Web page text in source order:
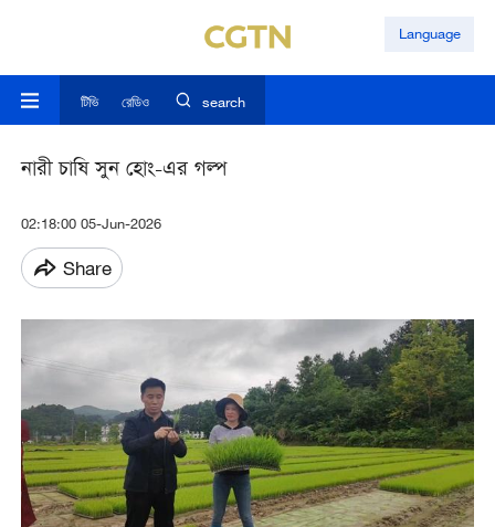
Language
টিভি রেডিও search
নারী চাষি সুন হোং-এর গল্প
02:18:00 05-Jun-2026
Share